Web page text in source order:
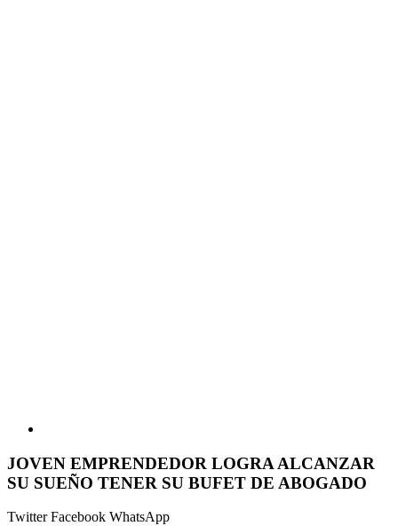
JOVEN EMPRENDEDOR LOGRA ALCANZAR
SU SUEÑO TENER SU BUFET DE ABOGADO
TwitterFacebook WhatsApp